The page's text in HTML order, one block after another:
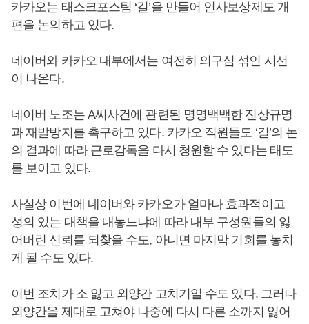
카카오는 태스크포스팀 ‘길’을 만들어 인사보상제도 개
편을 논의하고 있다.
네이버와 카카오 내부에서는 여전히 의구심 섞인 시선
이 나온다.
네이버 노조는 A씨사건에 관련된 명명백백한 진상규명
과 재발방지를 촉구하고 있다. 카카오 직원들도 ‘길’의 논
의 결과에 따라 근로감독을 다시 청원할 수 있다는 태도
를 보이고 있다.
사실상 이번에 네이버와 카카오가 얼마나 효과적이고
성의 있는 대책을 내놓느냐에 따라 내부 구성원들의 잃
어버린 신뢰를 되찾을 수도, 아니면 마지막 기회를 놓치
게 될 수도 있다.
이번 조치가 소 잃고 외양간 고치기일 수도 있다. 그러나
외양간을 제대로 고쳐야 나중에 다시 다른 소까지 잃어